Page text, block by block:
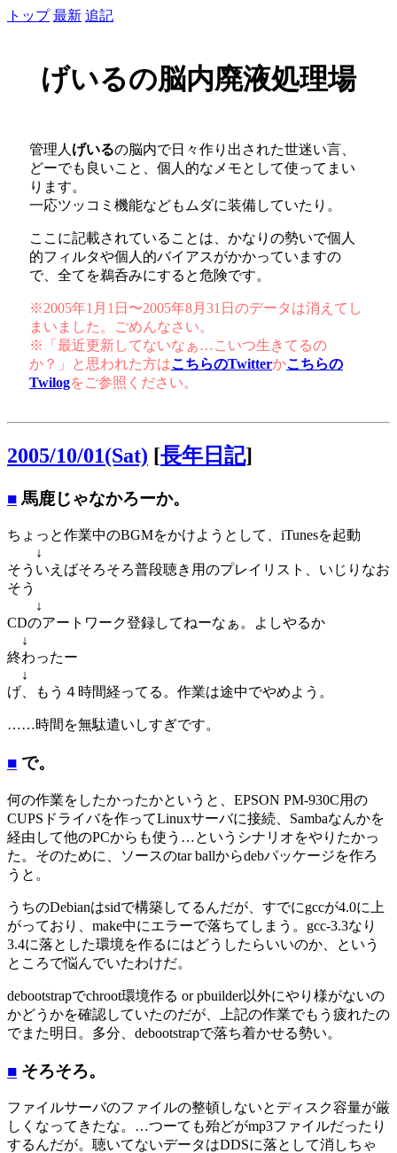
トップ 最新 追記
げいるの脳内廃液処理場
管理人 げいるの脳内で日々作り出された世迷い言、
どーでも良いこと、個人的なメモとして使ってまい
ります。
一応ツッコミ機能などもムダに装備していたり。
ここに記載されていることは、かなりの勢いで個人
的フィルタや個人的バイアスがかかっていますの
で、全てを鵜呑みにすると危険です。
※2005年1月1日〜2005年8月31日のデータは消えてし
まいました。ごめんなさい。
※「最近更新してないなぁ…こいつ生きてるの
か？」と思われた方はこちらのTwitterかこちらの
Twilogをご参照ください。
2005/10/01(Sat) [長年日記]
■ 馬鹿じゃなかろーか。
ちょっと作業中のBGMをかけようとして、iTunesを起動
↓
そういえばそろそろ普段聴き用のプレイリスト、いじりなお
そう
↓
CDのアートワーク登録してねーなぁ。よしやるか
↓
終わったー
↓
げ、もう４時間経ってる。作業は途中でやめよう。
……時間を無駄遣いしすぎです。
■ で。
何の作業をしたかったかというと、EPSON PM-930C用の
CUPSドライバを作ってLinuxサーバに接続、Sambaなんかを
経由して他のPCからも使う…というシナリオをやりたかっ
た。そのために、ソースのtar ballからdebパッケージを作ろ
うと。
うちのDebianはsidで構築してるんだが、すでにgccが4.0に上
がっており、make中にエラーで落ちてしまう。gcc-3.3なり
3.4に落とした環境を作るにはどうしたらいいのか、という
ところで悩んでいたわけだ。
debootstrapでchroot環境作る or pbuilder以外にやり様がないの
かどうかを確認していたのだが、上記の作業でもう疲れたの
でまた明日。多分、debootstrapで落ち着かせる勢い。
■ そろそろ。
ファイルサーバのファイルの整頓しないとディスク容量が厳
しくなってきたな。…つーても殆どがmp3ファイルだったり
するんだが。聴いてないデータはDDSに落として消しちゃ